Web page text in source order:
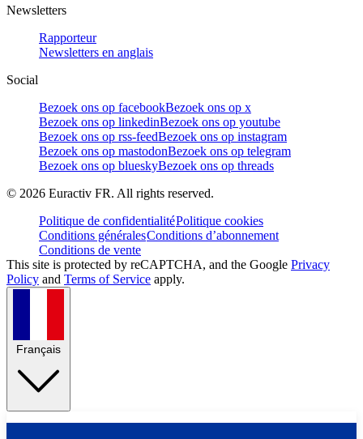
Newsletters
Rapporteur
Newsletters en anglais
Social
Bezoek ons op facebookBezoek ons op x
Bezoek ons op linkedinBezoek ons op youtube
Bezoek ons op rss-feedBezoek ons op instagram
Bezoek ons op mastodonBezoek ons op telegram
Bezoek ons op blueskyBezoek ons op threads
© 2026 Euractiv FR. All rights reserved.
Politique de confidentialitéPolitique cookies
Conditions généralesConditions d’abonnement
Conditions de vente
This site is protected by reCAPTCHA, and the Google Privacy
Policy and Terms of Service apply.
Français